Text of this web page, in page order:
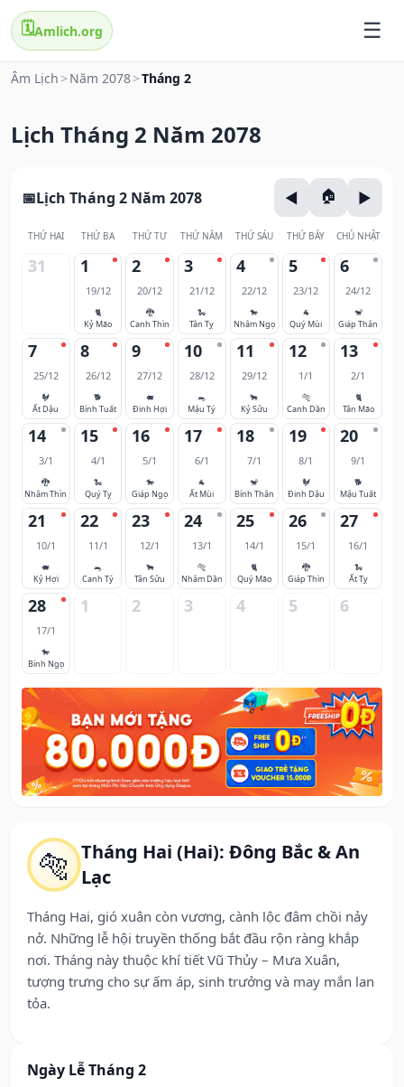
🗓️Amlich.org
Âm Lịch > Năm 2078>Tháng 2
Lịch Tháng 2 Năm 2078
🐅 Tháng Hai (Hai): Đông Bắc & An
Lạc
Tháng Hai, gió xuân còn vương, cành lộc đâm chồi nảy
nở. Những lễ hội truyền thống bắt đầu rộn ràng khắp
nơi. Tháng này thuộc khí tiết Vũ Thủy – Mưa Xuân,
tượng trưng cho sự ấm áp, sinh trưởng và may mắn lan
tỏa.
Ngày Lễ Tháng 2
Lịch Tháng 2 Năm 2078
THỨ HAI THỨ BA THỨ TƯ THỨ NĂM THỨ SÁU THỨ BẢY CHỦ NHẬT
31 1
19/12
🐈
Kỷ Mão
2
20/12
🐉
Canh Thìn
3
21/12
🐍
Tân Tỵ
4
22/12
🐎
Nhâm Ngọ
5
23/12
🐐
Quý Mùi
6
24/12
🐒
Giáp Thân
7
25/12
🐓
Ất Dậu
8
26/12
🐕
Bính Tuất
9
27/12
🐖
Đinh Hợi
10
28/12
🐀
Mậu Tý
11
29/12
🐂
Kỷ Sửu
12
1/1
🐅
Canh Dần
13
2/1
🐈
Tân Mão
14
3/1
🐉
Nhâm Thìn
15
4/1
🐍
Quý Tỵ
16
5/1
🐎
Giáp Ngọ
17
6/1
🐐
Ất Mùi
18
7/1
🐒
Bính Thân
19
8/1
🐓
Đinh Dậu
20
9/1
🐕
Mậu Tuất
21
10/1
🐖
Kỷ Hợi
22
11/1
🐀
Canh Tý
23
12/1
🐂
Tân Sửu
24
13/1
🐅
Nhâm Dần
25
14/1
🐈
Quý Mão
26
15/1
🐉
Giáp Thìn
27
16/1
🐍
Ất Tỵ
28
17/1
🐎
Bính Ngọ
1 2 3 4 5 6